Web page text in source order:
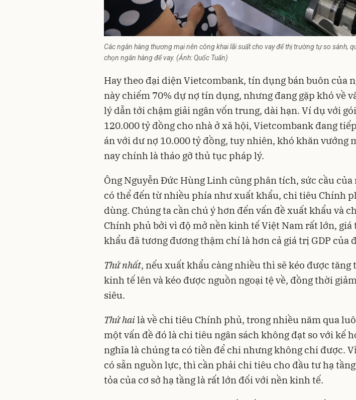
Các ngân hàng thương mại nên công khai lãi suất cho vay để thị trường tự so sánh,
chọn ngân hàng để vay. (Ảnh: Quốc Tuấn)
Hay theo đại diện Vietcombank, tín dụng bán buôn của
này chiếm 70% dự nợ tín dụng, nhưng đang gặp khó về
lý dẫn tới chậm giải ngân vốn trung, dài hạn. Ví dụ với
120.000 tỷ đồng cho nhà ở xã hội, Vietcombank đang
án với dư nợ 10.000 tỷ đồng, tuy nhiên, khó khăn vướng
nay chính là tháo gỡ thủ tục pháp lý.
Ông Nguyễn Đức Hùng Linh cũng phân tích, sức cầu
có thể đến từ nhiều phía như xuất khẩu, chi tiêu Chính
dùng. Chúng ta cần chú ý hơn đến vấn đề xuất khẩu và
Chính phủ bởi vì độ mở nền kinh tế Việt Nam rất lớn,
khẩu đã tương đương thậm chí là hơn cả giá trị GDP của
Thứ nhất, nếu xuất khẩu càng nhiều thì sẽ kéo được tăng
kinh tế lên và kéo được nguồn ngoại tệ về, đồng thời
siêu.
Thứ hailà về chi tiêu Chính phủ, trong nhiều năm qua
một vấn đề đó là chi tiêu ngân sách không đạt so với kế
nghĩa là chúng ta có tiền để chi nhưng không chi được.
có sẵn nguồn lực, thì cần phải chi tiêu cho đầu tư hạ
tỏa của cơ sở hạ tầng là rất lớn đối với nền kinh tế.